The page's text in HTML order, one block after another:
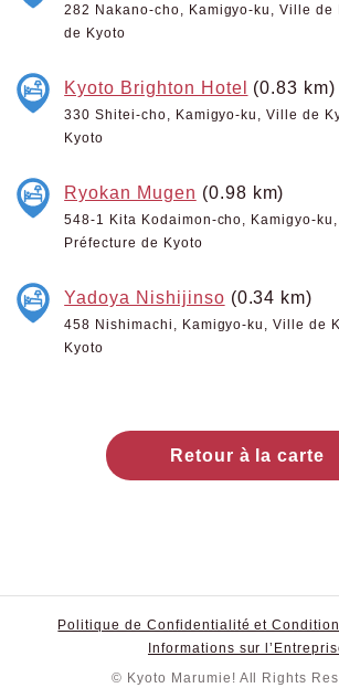
282 Nakano-cho, Kamigyo-ku, Ville de
de Kyoto
Kyoto Brighton Hotel (0.83 km)
330 Shitei-cho, Kamigyo-ku, Ville de
Kyoto
Ryokan Mugen (0.98 km)
548-1 Kita Kodaimon-cho, Kamigyo-
Préfecture de Kyoto
Yadoya Nishijinso (0.34 km)
458 Nishimachi, Kamigyo-ku, Ville de
Kyoto
Retour à la carte
Politique de Confidentialité et
Informations sur
© Kyoto Marumie! All Rights